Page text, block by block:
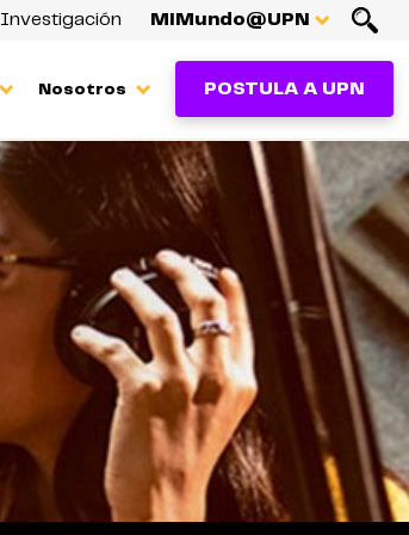
Investigación MiMundo@UPN
Nosotros POSTULA A UPN